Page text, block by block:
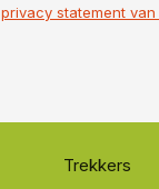
privacy statement van
Trekkers